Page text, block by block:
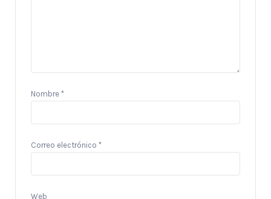
Nombre *
Correo electrónico *
Web